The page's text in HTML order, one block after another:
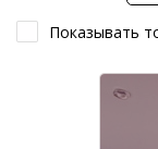
Показывать